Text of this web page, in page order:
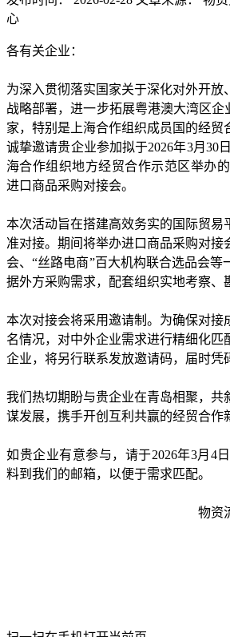
心
各有关企业：
为深入贯彻落实国家关于深化对外开放
战略部署，进一步拓展粤港澳大湾区企
家，特别是上海合作组织成员国的经贸
诚挚邀请贵企业参加拟于2026年3月30
海合作组织地方经贸合作示范区举办
进口商品采购对接会。
本次活动旨在搭建高效务实的国际贸易
准对接。期间将举办进口商品采购对接
会、“丝路电商”百大机构联合选品会等
据外方采购需求，配套组织实地考察、
本次对接会将采用邀请制。为确保对接
名情况，对中外企业需求进行精细化匹
企业，将另行联系发放邀请码，届时凭
我们热切期盼与贵企业在青岛相聚，共
谋发展，携手开创互利共赢的经贸合作
如贵企业有意参与，请于2026年3月4
料到我们的邮箱，以便于需求匹配。
物资